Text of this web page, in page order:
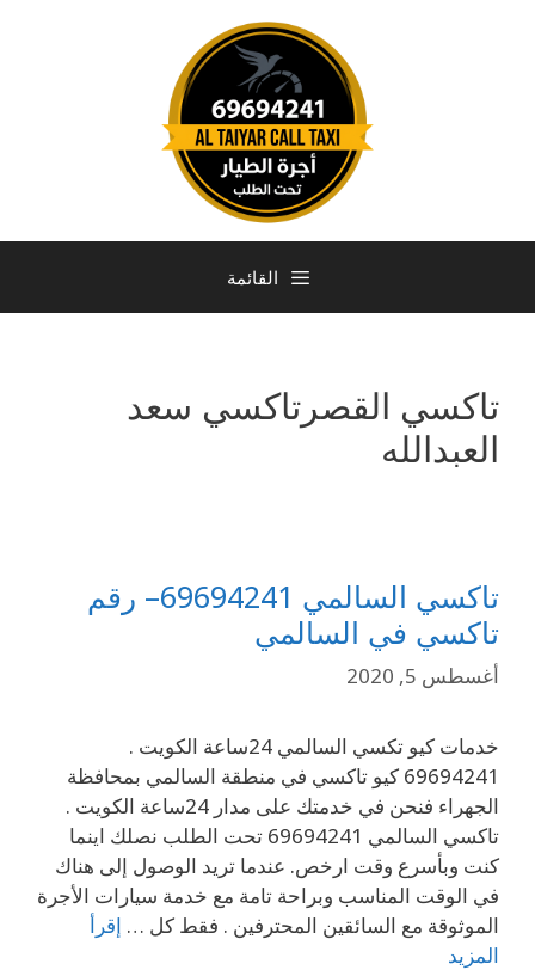
القائمة
تاكسي القصرتاكسي سعد
العبدالله
تاكسي السالمي 69694241– رقم
تاكسي في السالمي
أغسطس 5, 2020
خدمات كيو تكسي السالمي 24ساعة الكويت .
69694241 كيو تاكسي في منطقة السالمي بمحافظة
الجهراء فنحن في خدمتك على مدار 24ساعة الكويت .
تاكسي السالمي 69694241 تحت الطلب نصلك اينما
كنت وبأسرع وقت ارخص. عندما تريد الوصول إلى هناك
في الوقت المناسب وبراحة تامة مع خدمة سيارات الأجرة
الموثوقة مع السائقين المحترفين . فقط كل … إقرأ
المزيد